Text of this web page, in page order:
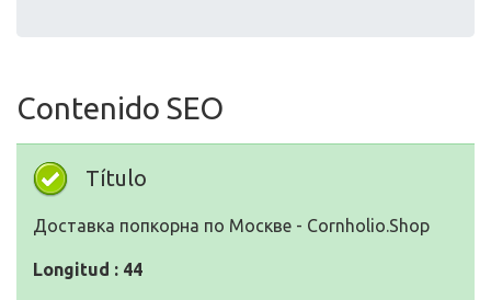
Contenido SEO
Título
Доставка попкорна по Москве - Cornholio.Shop
Longitud : 44